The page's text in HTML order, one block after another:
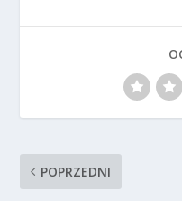
POPRZEDNI